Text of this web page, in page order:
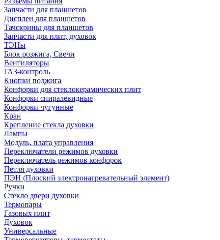
Запчасти для планшетов
Дисплеи для планшетов
Тачскрины для планшетов
Запчасти для плит, духовок
ТЭНы
Блок розжига, Свечи
Вентиляторы
ГАЗ-контроль
Кнопки поджига
Конфорки для стеклокерамических плит
Конфорки спиралевидные
Конфорки чугунные
Кран
Крепление стекла духовки
Лампы
Модуль, плата управления
Переключатели режимов духовки
Переключатель режимов конфорок
Петля духовки
ПЭН (Плоский электронагревательный элемент)
Ручки
Стекло двери духовки
Термопары
Газовых плит
Духовок
Универсальные